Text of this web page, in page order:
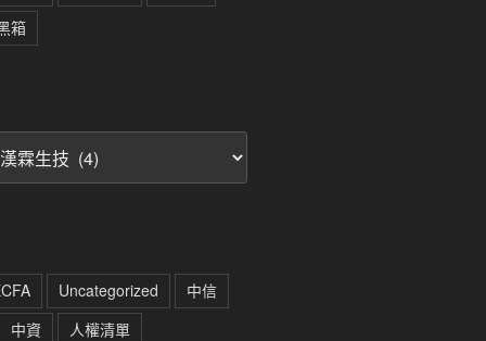
箱
Uncategorized
中信
中資
人權清單